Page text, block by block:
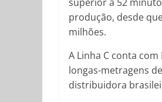
produção, desde
milhões.
A Linha C conta
longas-metragens
distribuidora